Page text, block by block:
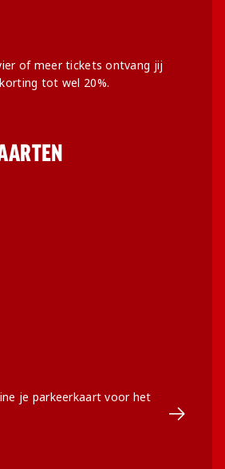
of meer tickets ontvang jij
tot wel 20%.
je parkeerkaart voor het
Ga naar